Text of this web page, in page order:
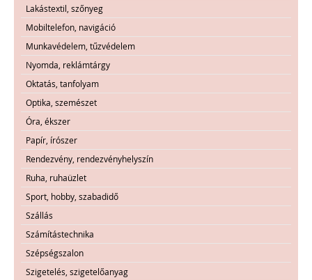
Lakástextil, szőnyeg
Mobiltelefon, navigáció
Munkavédelem, tűzvédelem
Nyomda, reklámtárgy
Oktatás, tanfolyam
Optika, szemészet
Óra, ékszer
Papír, írószer
Rendezvény, rendezvényhelyszín
Ruha, ruhaüzlet
Sport, hobby, szabadidő
Szállás
Számítástechnika
Szépségszalon
Szigetelés, szigetelőanyag